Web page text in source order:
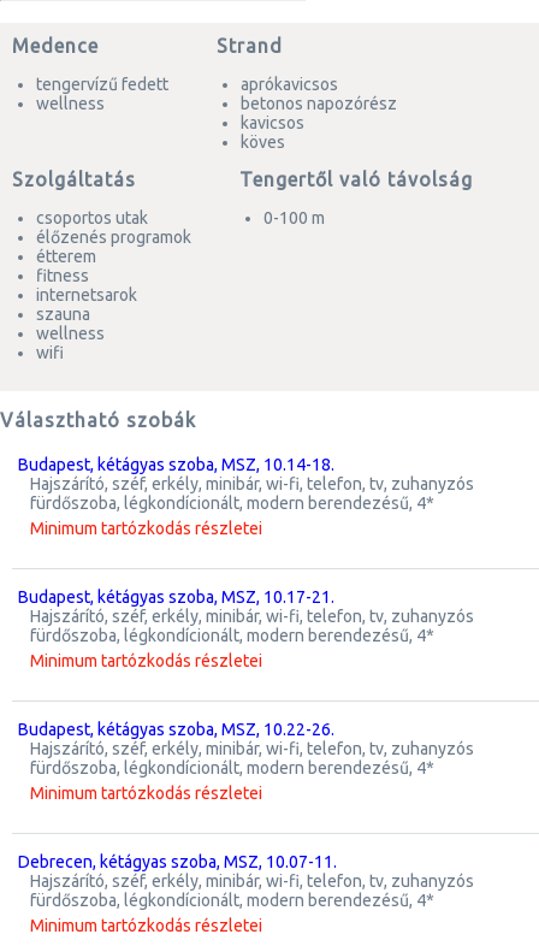
Medence
tengervízű fedett
wellness
Strand
aprókavicsos
betonos napozórész
kavicsos
köves
Szolgáltatás
csoportos utak
élőzenés programok
étterem
fitness
internetsarok
szauna
wellness
wifi
Tengertől való távolság
0-100 m
Választható szobák
Budapest, kétágyas szoba, MSZ, 10.14-18.
hajszárító, széf, erkély, minibár, wi-fi, telefon, tv, zuhanyzós
fürdőszoba, légkondícionált, modern berendezésű, 4*
Minimum tartózkodás részletei
Budapest, kétágyas szoba, MSZ, 10.17-21.
hajszárító, széf, erkély, minibár, wi-fi, telefon, tv, zuhanyzós
fürdőszoba, légkondícionált, modern berendezésű, 4*
Minimum tartózkodás részletei
Budapest, kétágyas szoba, MSZ, 10.22-26.
hajszárító, széf, erkély, minibár, wi-fi, telefon, tv, zuhanyzós
fürdőszoba, légkondícionált, modern berendezésű, 4*
Minimum tartózkodás részletei
Debrecen, kétágyas szoba, MSZ, 10.07-11.
hajszárító, széf, erkély, minibár, wi-fi, telefon, tv, zuhanyzós
fürdőszoba, légkondícionált, modern berendezésű, 4*
Minimum tartózkodás részletei